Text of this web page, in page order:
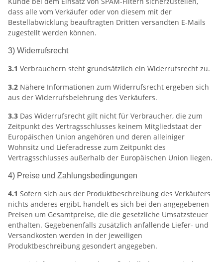
dass alle vom Verkäufer oder von diesem mit der
Bestellabwicklung beauftragten Dritten versandten E-Mails
zugestellt werden können.
3) Widerrufsrecht
3.1 Verbrauchern steht grundsätzlich ein Widerrufsrecht zu.
3.2 Nähere Informationen zum Widerrufsrecht ergeben sich
aus der Widerrufsbelehrung des Verkäufers.
3.3 Das Widerrufsrecht gilt nicht für Verbraucher, die zum
Zeitpunkt des Vertragsschlusses keinem Mitgliedstaat der
Europäischen Union angehören und deren alleiniger
Wohnsitz und Lieferadresse zum Zeitpunkt des
Vertragsschlusses außerhalb der Europäischen Union liegen.
4) Preise und Zahlungsbedingungen
4.1 Sofern sich aus der Produktbeschreibung des Verkäufers
nichts anderes ergibt, handelt es sich bei den angegebenen
Preisen um Gesamtpreise, die die gesetzliche Umsatzsteuer
enthalten. Gegebenenfalls zusätzlich anfallende Liefer- und
Versandkosten werden in der jeweiligen
Produktbeschreibung gesondert angegeben.